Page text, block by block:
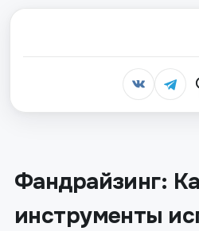
Фандрайзинг:
инструменты